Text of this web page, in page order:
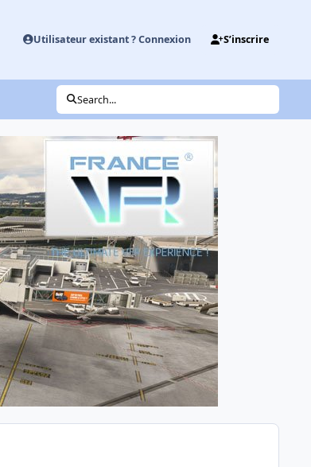
Utilisateur existant ? Connexion S’inscrire
Search...